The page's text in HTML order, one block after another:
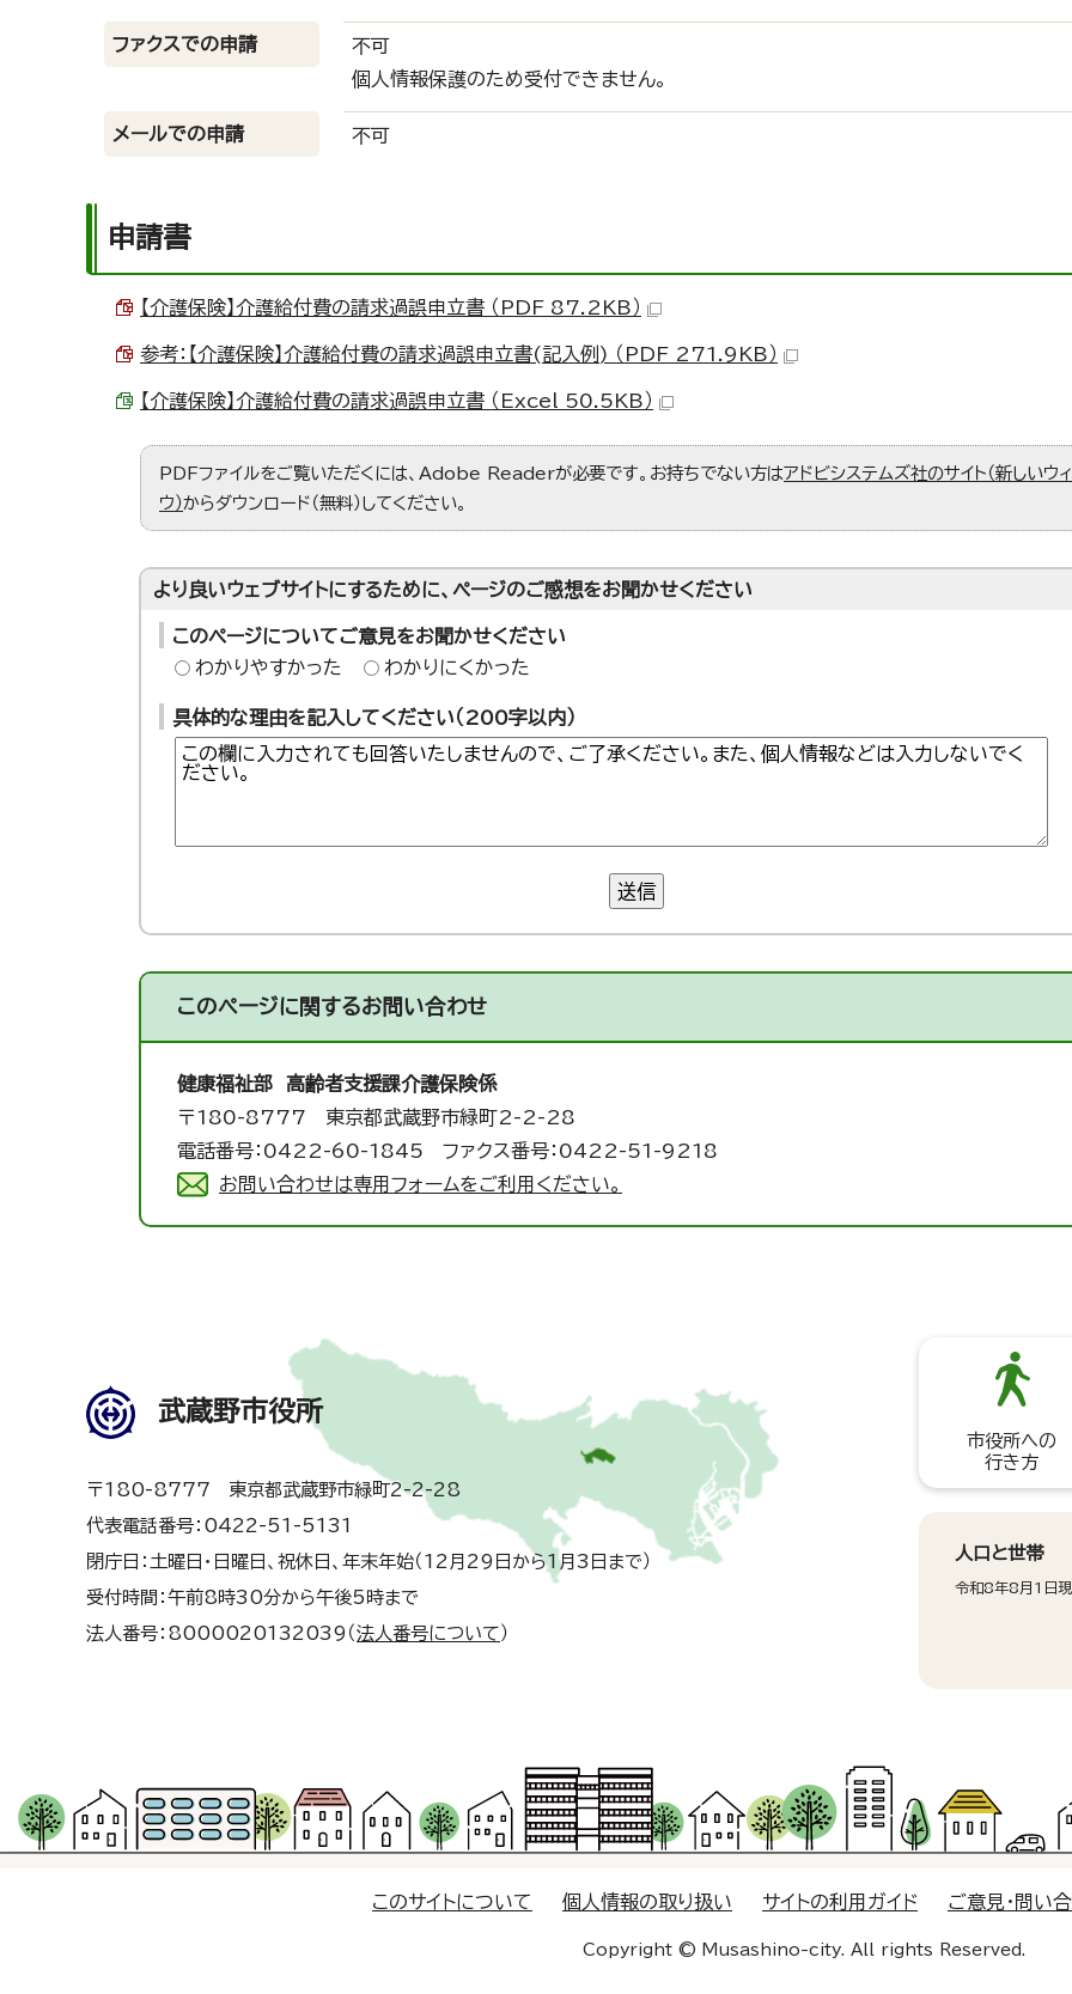
ファクスでの申請
不可
個人情報保護のため受付できません。
メールでの申請 不可
申請書
【介護保険】介護給付費の請求過誤申立書 （PDF 87.2KB）
参考：【介護保険】介護給付費の請求過誤申立書(記入例) （PDF 271.9KB）
【介護保険】介護給付費の請求過誤申立書 （Excel 50.5KB）
PDFファイルをご覧いただくには、Adobe Readerが必要です。お持ちでない方はアドビシステムズ社のサイト（新しいウ
ウ）からダウンロード（無料）してください。
より良いウェブサイトにするために、ページのご感想をお聞かせください
このページについてご意見をお聞かせください
わかりやすかった
わかりにくかった
具体的な理由を記入してください（200字以内）
送信
このページに関するお問い合わせ
健康福祉部 高齢者支援課介護保険係
〒180-8777 東京都武蔵野市緑町2-2-28
電話番号：0422-60-1845 ファクス番号：0422-51-9218
お問い合わせは専用フォームをご利用ください。
武蔵野市役所
〒180-8777 東京都武蔵野市緑町2-2-28
代表電話番号：0422-51-5131
閉庁日：土曜日・日曜日、祝休日、年末年始（12月29日から1月3日まで）
受付時間：午前8時30分から午後5時まで
法人番号：8000020132039（ 法人番号について ）
市役所への
行き方
人口と世帯
令和8年8月1日
このサイトについて 個人情報の取り扱い サイトの利用ガイド ご意見・問い
Copyright © Musashino-city. All rights Reserved.